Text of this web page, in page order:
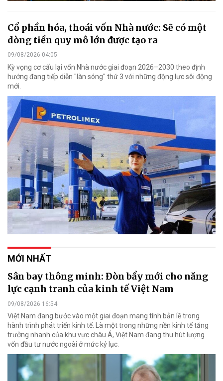
Cổ phần hóa, thoái vốn Nhà nước: Sẽ có một
dòng tiền quy mô lớn được tạo ra
09/08/2026 04:05
Kỳ vọng cơ cấu lại vốn Nhà nước giai đoạn 2026–2030 theo định
hướng đang tiếp diễn "làn sóng" thứ 3 với những động lực sôi động
mới.
MỚI NHẤT
Sân bay thông minh: Đòn bẩy mới cho năng
lực cạnh tranh của kinh tế Việt Nam
09/08/2026 16:54
Việt Nam đang bước vào một giai đoạn mang tính bản lề trong
hành trình phát triển kinh tế. Là một trong những nền kinh tế tăng
trưởng nhanh của khu vực châu Á, Việt Nam đang thu hút lượng
vốn đầu tư nước ngoài ở mức kỷ lục.